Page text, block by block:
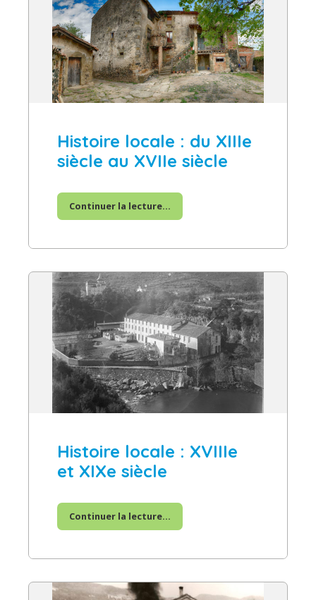
Histoire locale : du XIIIe
siècle au XVIIe siècle
Continuer la lecture...
Histoire locale : XVIIIe
et XIXe siècle
Continuer la lecture...